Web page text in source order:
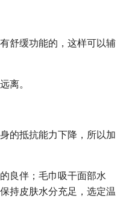
缓功能的，这样可以辅
。
的抵抗能力下降，所以加
伴；毛巾吸干面部水
持皮肤水分充足，选定温